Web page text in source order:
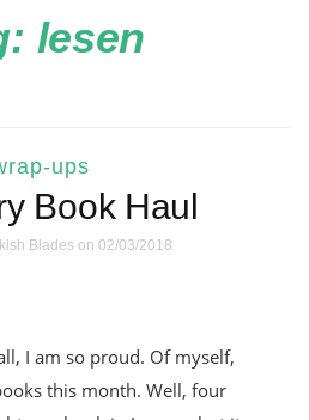
lesen
ups
Book Haul
Blades on 02/03/2018
I am so proud. Of myself,
this month. Well, four